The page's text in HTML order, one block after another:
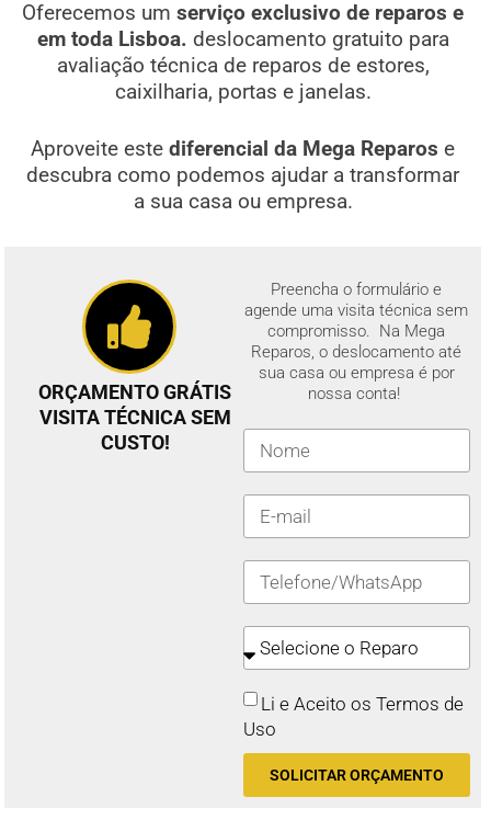
Oferecemos um serviço exclusivo de reparos e
em toda Lisboa. deslocamento gratuito para
avaliação técnica de reparos de estores,
caixilharia, portas e janelas.
Aproveite estediferencial da Mega Reparos e
descubra como podemos ajudar a transformar
a sua casa ou empresa.
ORÇAMENTO GRÁTIS
VISITA TÉCNICA SEM
CUSTO!
Preencha o formulário e
agende uma visita técnica sem
compromisso. Na Mega
Reparos, o deslocamento até
sua casa ou empresa é por
nossa conta!
Li e Aceito os Termos de
Uso
SOLICITAR ORÇAMENTO